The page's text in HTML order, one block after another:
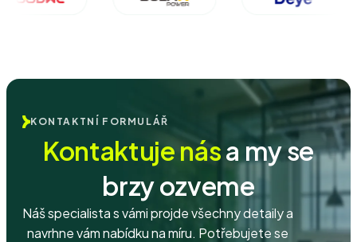
KONTAKTNÍ FORMULÁŘ
Kontaktuje nása my se
brzy ozveme
Náš specialista s vámi projde všechny detaily a
navrhne vám nabídku na míru. Potřebujete se